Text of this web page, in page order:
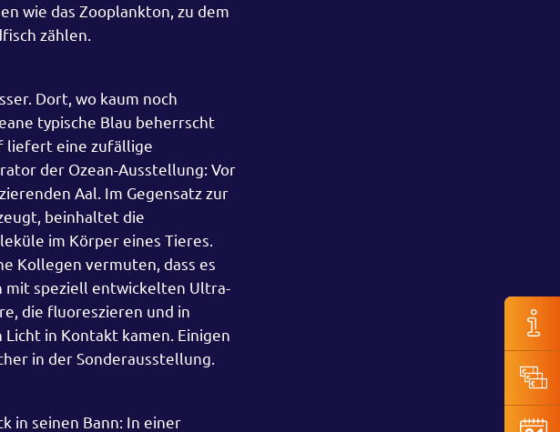
wie das Zooplankton, zu dem
zählen.
Dort, wo kaum noch
typische Blau beherrscht
liefert eine zufällige
der Ozean-Ausstellung: Vor
Aal. Im Gegensatz zur
beinhaltet die
im Körper eines Tieres.
Kollegen vermuten, dass es
mit speziell entwickelten Ultra-
die fluoreszieren und in
in Kontakt kamen. Einigen
in der Sonderausstellung.
in seinen Bann: In einer